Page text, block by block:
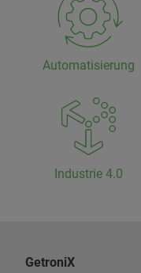
Automatisierung
Industrie 4.0
GetroniX